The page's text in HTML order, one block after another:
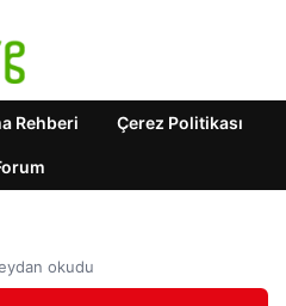
Rehberi Çerez Politikası
okudu